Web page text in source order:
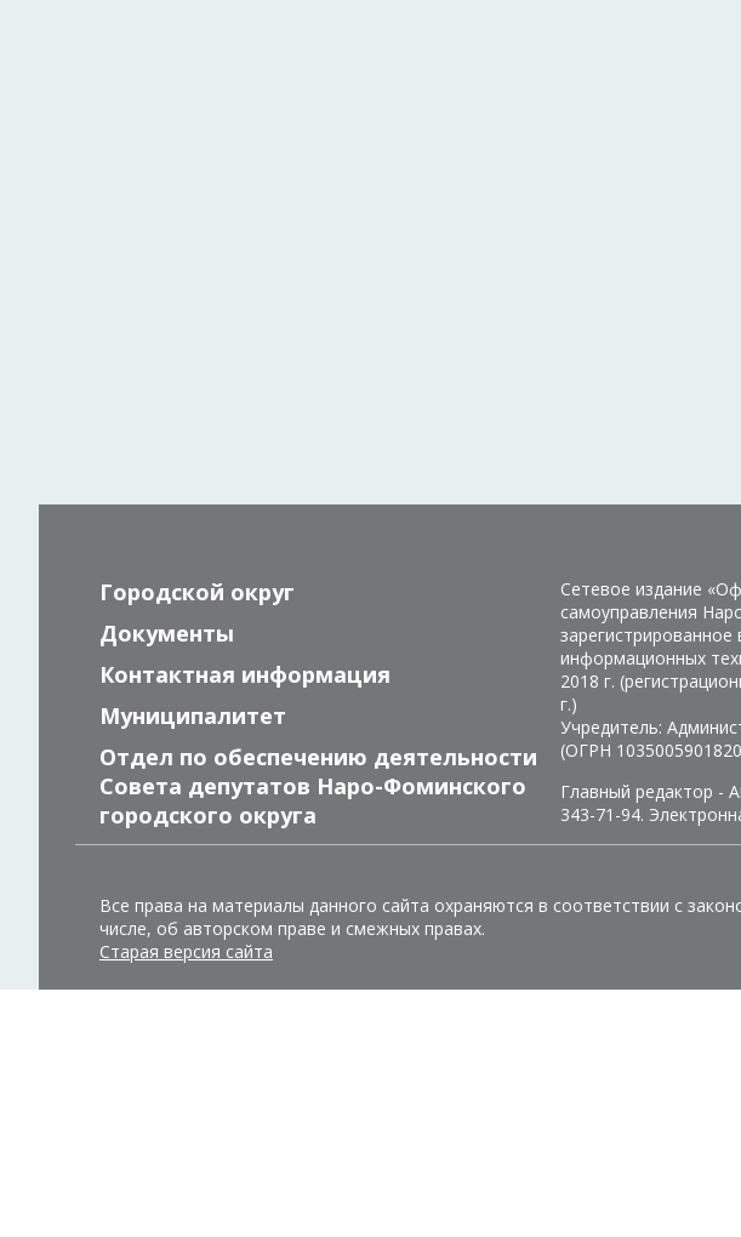
Городской округ
Документы
Контактная информация
Муниципалитет
Отдел по обеспечению деятельности
Совета депутатов Наро-Фоминского
городского округа
Сетевое издание
самоуправления
информационных
2018 г.
г.)
Учредитель:
(ОГРН
Главный редактор -
343-71-94.
Все права на материалы данного сайта охраняются в соответствии с
числе, об авторском праве и смежных правах.
Старая версия сайта